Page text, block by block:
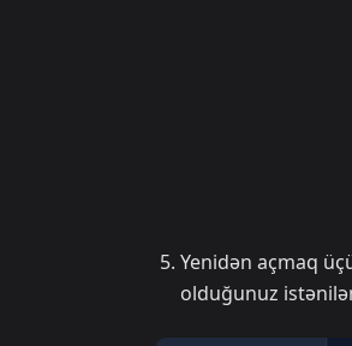
Yenidən açmaq
olduğunuz